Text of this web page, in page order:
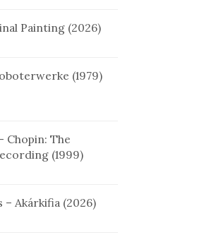
Painting (2026)
(1979)
Chopin: The
(1999)
– Akárkifia (2026)